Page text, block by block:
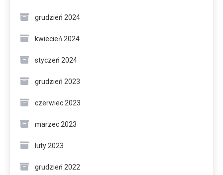
grudzień 2024
kwiecień 2024
styczeń 2024
grudzień 2023
czerwiec 2023
marzec 2023
luty 2023
grudzień 2022